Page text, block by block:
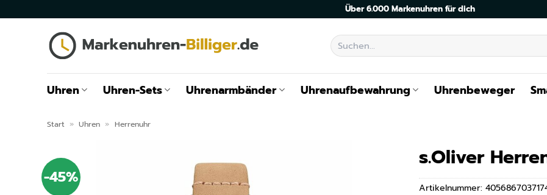
Über 6.000 Markenuhren für dich
Suchen
nach:
Uhren Uhren-Sets Uhrenarmbänder Uhrenaufbewahrung Uhrenbeweger
Start » Uhren » Herrenuhr
-45%
s.Oliver
Artikelnummer: